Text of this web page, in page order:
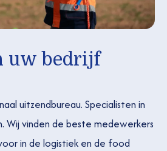
uw bedrijf
uitzendbureau. Specialisten in
Wij vinden de beste medewerkers
in de logistiek en de food